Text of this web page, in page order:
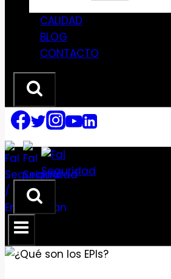
CALIDAD
BLOG
CONTACTO